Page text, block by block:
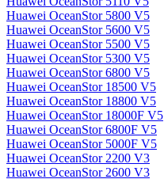
Huawei OceanStor 5800 V5
Huawei OceanStor 5600 V5
Huawei OceanStor 5500 V5
Huawei OceanStor 5300 V5
Huawei OceanStor 6800 V5
Huawei OceanStor 18500 V5
Huawei OceanStor 18800 V5
Huawei OceanStor 18000F V5
Huawei OceanStor 6800F V5
Huawei OceanStor 5000F V5
Huawei OceanStor 2200 V3
Huawei OceanStor 2600 V3